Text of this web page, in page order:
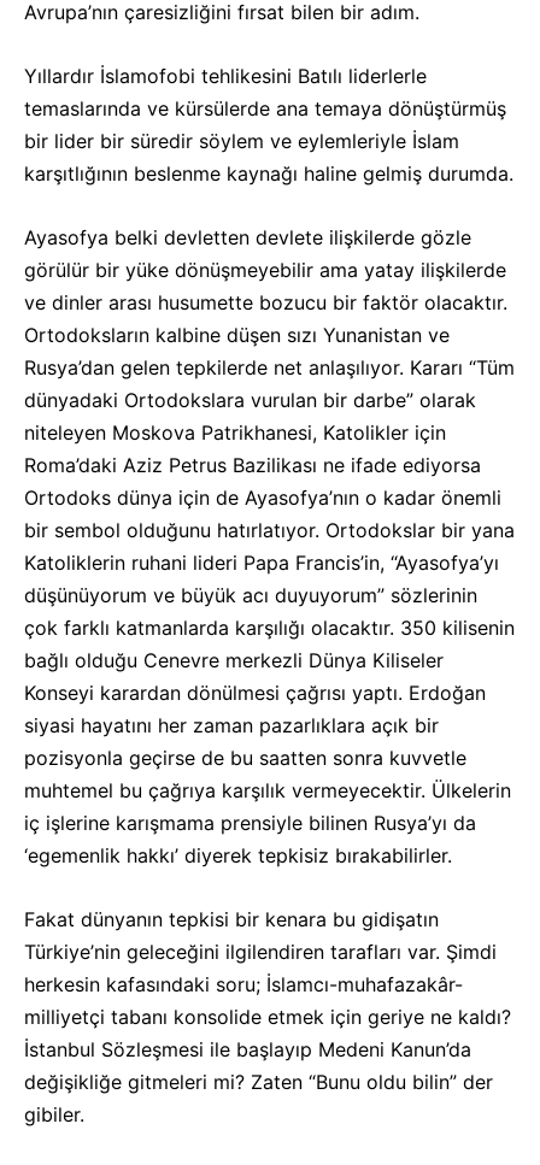
Avrupa’nın çaresizliğini fırsat bilen bir adım.
Yıllardır İslamofobi tehlikesini Batılı liderlerle
temaslarında ve kürsülerde ana temaya dönüştürmüş
bir lider bir süredir söylem ve eylemleriyle İslam
karşıtlığının beslenme kaynağı haline gelmiş durumda.
Ayasofya belki devletten devlete ilişkilerde gözle
görülür bir yüke dönüşmeyebilir ama yatay ilişkilerde
ve dinler arası husumette bozucu bir faktör olacaktır.
Ortodoksların kalbine düşen sızı Yunanistan ve
Rusya’dan gelen tepkilerde net anlaşılıyor. Kararı “Tüm
dünyadaki Ortodokslara vurulan bir darbe” olarak
niteleyen Moskova Patrikhanesi, Katolikler için
Roma’daki Aziz Petrus Bazilikası ne ifade ediyorsa
Ortodoks dünya için de Ayasofya’nın o kadar önemli
bir sembol olduğunu hatırlatıyor. Ortodokslar bir yana
Katoliklerin ruhani lideri Papa Francis’in, “Ayasofya’yı
düşünüyorum ve büyük acı duyuyorum” sözlerinin
çok farklı katmanlarda karşılığı olacaktır. 350 kilisenin
bağlı olduğu Cenevre merkezli Dünya Kiliseler
Konseyi karardan dönülmesi çağrısı yaptı. Erdoğan
siyasi hayatını her zaman pazarlıklara açık bir
pozisyonla geçirse de bu saatten sonra kuvvetle
muhtemel bu çağrıya karşılık vermeyecektir. Ülkelerin
iç işlerine karışmama prensiyle bilinen Rusya’yı da
‘egemenlik hakkı’ diyerek tepkisiz bırakabilirler.
Fakat dünyanın tepkisi bir kenara bu gidişatın
Türkiye’nin geleceğini ilgilendiren tarafları var. Şimdi
herkesin kafasındaki soru; İslamcı-muhafazakâr-
milliyetçi tabanı konsolide etmek için geriye ne kaldı?
İstanbul Sözleşmesi ile başlayıp Medeni Kanun’da
değişikliğe gitmeleri mi? Zaten “Bunu oldu bilin” der
gibiler.